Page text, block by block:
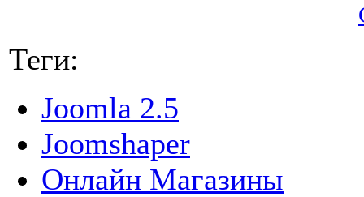
Теги:
Joomla 2.5
Joomshaper
Онлайн Магазины